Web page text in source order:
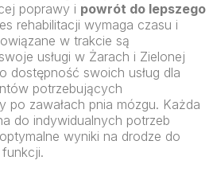
poprawy i powrót do lepszego
rehabilitacji wymaga czasu i
w trakcie są
usługi w Żarach i Zielonej
dostępność swoich usług dla
potrzebujących
po zawałach pnia mózgu. Każda
do indywidualnych potrzeb
wyniki na drodze do